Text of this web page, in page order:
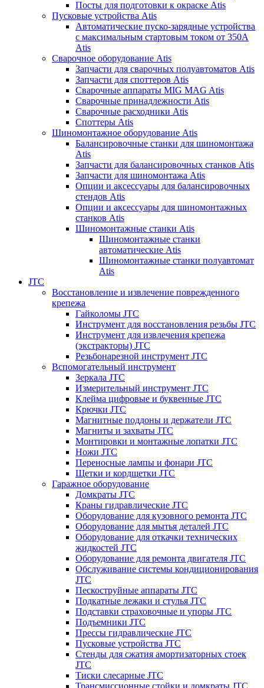
Посты для подготовки к окраске Atis
Пусковые устройства Atis
Автоматические пуско-зарядные устройства
с максимальным стартовым током от 350А
Atis
Сварочное оборудование Atis
Запчасти для сварочных полуавтоматов Atis
Запчасти для споттеров Atis
Сварочные аппараты MIG MAG Atis
Сварочные принадлежности Atis
Сварочные расходники Atis
Споттеры Atis
Шиномонтажное оборудование Atis
Балансировочные станки для шиномонтажа
Atis
Запчасти для балансировочных станков Atis
Запчасти для шиномонтажа Atis
Опции и аксессуары для балансировочных
стендов Atis
Опции и аксессуары для шиномонтажных
станков Atis
Шиномонтажные станки Atis
Шиномонтажные станки
автоматические Atis
Шиномонтажные станки полуавтомат
Atis
JTC
Восстановление и извлечение поврежденного
крепежа
Гайколомы JTC
Инструмент для восстановления резьбы JTC
Инструмент для извлечения крепежа
(экстракторы) JTC
Резьбонарезной инструмент JTC
Вспомогательный инструмент
Зеркала JTC
Измерительный инструмент JTC
Клейма цифровые и буквенные JTC
Крючки JTC
Магнитные поддоны и держатели JTC
Магниты и захваты JTC
Монтировки и монтажные лопатки JTC
Ножи JTC
Переносные лампы и фонари JTC
Щетки и кордщетки JTC
Гаражное оборудование
Домкраты JTC
Краны гидравлические JTC
Оборудование для кузовного ремонта JTC
Оборудование для мытья деталей JTC
Оборудование для откачки технических
жидкостей JTC
Оборудование для ремонта двигателя JTC
Обслуживание системы кондиционирования
JTC
Пескоструйные аппараты JTC
Подкатные лежаки и стулья JTC
Подставки страховочные и упоры JTC
Подъемники JTC
Прессы гидравлические JTC
Пусковые устройства JTC
Стенды для сжатия амортизаторных стоек
JTC
Тиски слесарные JTC
Трансмиссионные стойки и домкраты JTC